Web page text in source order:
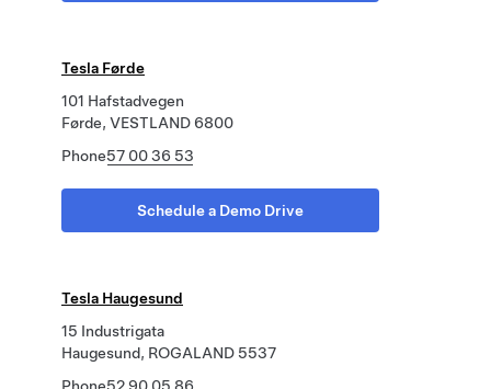
Tesla Førde
101 Hafstadvegen
Førde, VESTLAND 6800
Phone57 00 36 53
Schedule a Demo Drive
Tesla Haugesund
15 Industrigata
Haugesund, ROGALAND 5537